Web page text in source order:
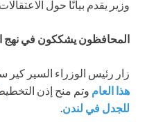
وزير يقدم بيانًا حول
المحافظون يشككون في نهج
زار رئيس الوزراء السير كير
هذا العام وتم منح إذن
للجدل في لندن